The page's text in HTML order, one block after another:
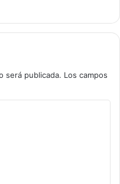
será publicada. Los campos